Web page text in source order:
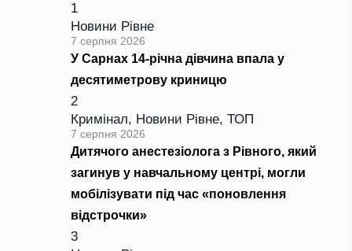
1
Новини Рівне
7 серпня 2026
У Сарнах 14-річна дівчина впала у
десятиметрову криницю
2
Кримінал, Новини Рівне, ТОП
7 серпня 2026
Дитячого анестезіолога з Рівного, який
загинув у навчальному центрі, могли
мобілізувати під час «поновлення
відстрочки»
3